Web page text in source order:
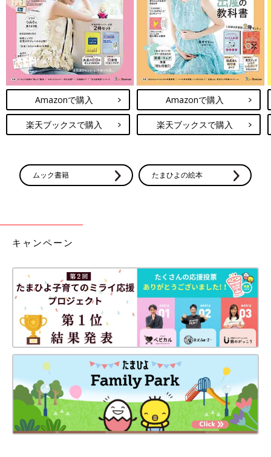
Amazonで購入
楽天ブックスで購入
Amazonで購入
楽天ブックスで購入
ムック書籍 たまひよの絵本
キャンペーン